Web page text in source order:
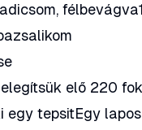
elő 220
egy tepsitEgy